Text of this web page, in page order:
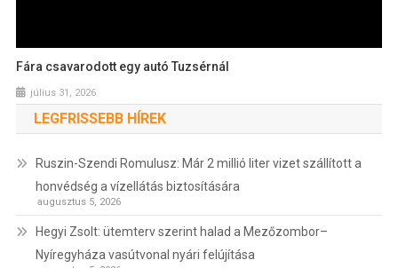
Fára csavarodott egy autó Tuzsérnál
július 31, 2026
LEGFRISSEBB HÍREK
Ruszin-Szendi Romulusz: Már 2 millió liter vizet szállított a
honvédség a vízellátás biztosítására
augusztus 5, 2026
Hegyi Zsolt: ütemterv szerint halad a Mezőzombor–
Nyíregyháza vasútvonal nyári felújítása